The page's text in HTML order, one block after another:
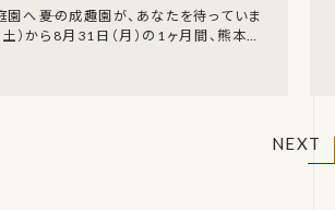
へ――夏の成趣園が、あなたを待っていま
）から8月31日（月）の1ヶ月間、熊本市
NEXT